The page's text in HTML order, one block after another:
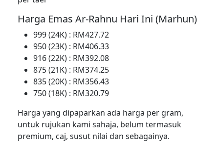
Harga Emas Ar-Rahnu Hari Ini (Marhun)
999 (24K) : RM427.72
950 (23K) : RM406.33
916 (22K) : RM392.08
875 (21K) : RM374.25
835 (20K) : RM356.43
750 (18K) : RM320.79
Harga yang dipaparkan ada harga per gram,
untuk rujukan kami sahaja, belum termasuk
premium, caj, susut nilai dan sebagainya.